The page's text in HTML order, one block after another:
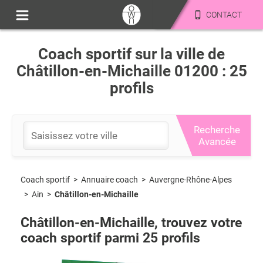
CONTACT
Coach sportif sur la ville de
Châtillon-en-Michaille 01200 : 25
profils
Recherche
Avancée
Coach sportif > Annuaire coach > Auvergne-Rhône-Alpes
> Ain > Châtillon-en-Michaille
Châtillon-en-Michaille, trouvez votre
coach sportif parmi 25 profils